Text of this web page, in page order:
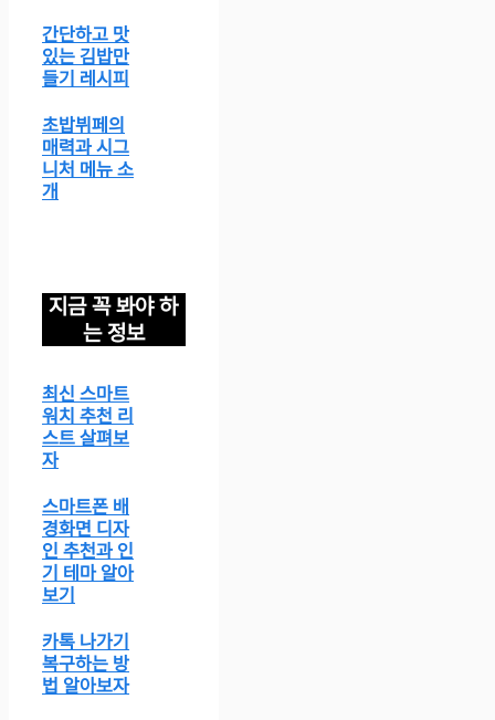
간단하고 맛
있는 김밥만
들기 레시피
초밥뷔페의
매력과 시그
니처 메뉴 소
개
지금 꼭 봐야 하
는 정보
최신 스마트
워치 추천 리
스트 살펴보
자
스마트폰 배
경화면 디자
인 추천과 인
기 테마 알아
보기
카톡 나가기
복구하는 방
법 알아보자